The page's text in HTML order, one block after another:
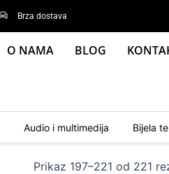
Brza dostava
O NAMA BLOG
Audio i multimedija Bijela
Prikaz 197–221 od 221